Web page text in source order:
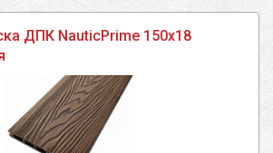
ДПК NauticPrime 150х18